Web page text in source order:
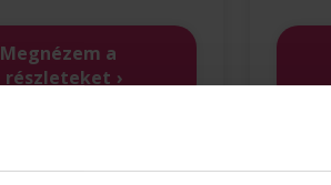
Megnézem a
részleteket